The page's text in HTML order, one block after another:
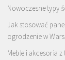
Nowoczesne typy
Jak stosować
ogrodzenie w
Meble i akcesoria